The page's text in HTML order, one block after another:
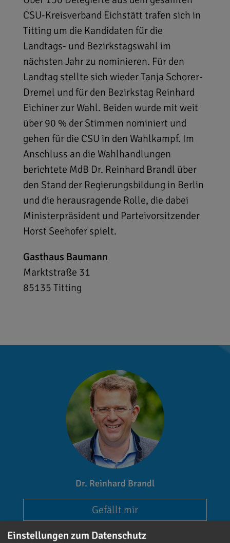
CSU-Kreisverband Eichstätt trafen sich in
Titting um die Kandidaten für die
Landtags- und Bezirkstagswahl im
nächsten Jahr zu nominieren. Für den
Landtag stellte sich wieder Tanja Schorer-
Dremel und für den Bezirkstag Reinhard
Eichiner zur Wahl. Beiden wurde mit weit
über 90 % der Stimmen nominiert und
gehen für die CSU in den Wahlkampf. Im
Anschluss an die Wahlhandlungen
berichtete MdB Dr. Reinhard Brandl über
den Stand der Regierungsbildung in Berlin
und die herausragende Rolle, die dabei
Ministerpräsident und Parteivorsitzender
Horst Seehofer spielt.
Gasthaus Baumann
Marktstraße 31
85135 Titting
Dr. Reinhard Brandl
Gefällt mir
Einstellungen zum Datenschutz